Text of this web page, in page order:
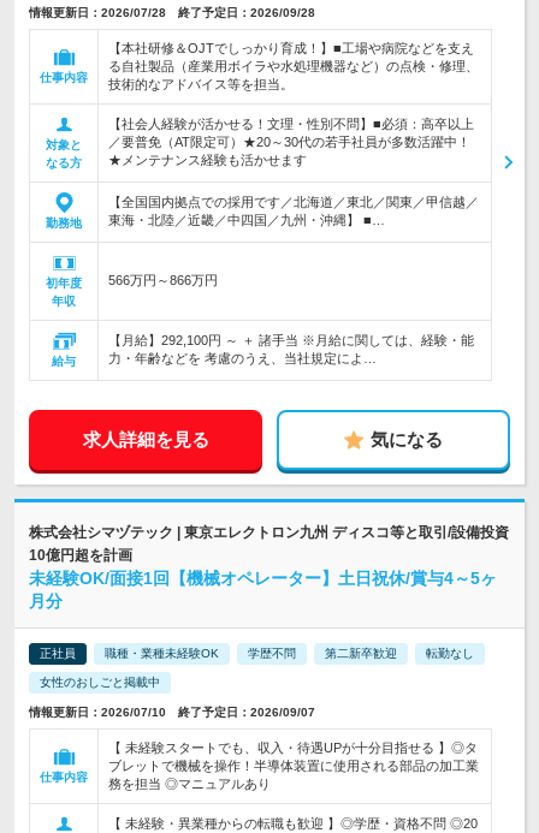
情報更新日：2026/07/28 終了予定日：2026/09/28
仕事内容
【本社研修＆OJTでしっかり育成！】■工場や病院などを支え
る自社製品（産業用ボイラや水処理機器など）の点検・修理、
技術的なアドバイス等を担当。
対象と
なる方
【社会人経験が活かせる！文理・性別不問】■必須：高卒以上
／要普免（AT限定可）★20～30代の若手社員が多数活躍中！
★メンテナンス経験も活かせます
勤務地
【全国国内拠点での採用です／北海道／東北／関東／甲信越／
東海・北陸／近畿／中四国／九州・沖縄】 ■…
初年度
年収
566万円～866万円
給与
【月給】292,100円 ～ ＋ 諸手当 ※月給に関しては、経験・能
力・年齢などを 考慮のうえ、当社規定によ…
求人詳細を見る 気になる
株式会社シマヅテック | 東京エレクトロン九州 ディスコ等と取引/設備投資
10億円超を計画
未経験OK/面接1回【機械オペレーター】土日祝休/賞与4～5ヶ
月分
正社員 職種・業種未経験OK 学歴不問 第二新卒歓迎 転勤なし
女性のおしごと掲載中
情報更新日：2026/07/10 終了予定日：2026/09/07
仕事内容
【 未経験スタートでも、収入・待遇UPが十分目指せる 】◎タ
ブレットで機械を操作！半導体装置に使用される部品の加工業
務を担当 ◎マニュアルあり
【 未経験・異業種からの転職も歓迎 】◎学歴・資格不問 ◎20